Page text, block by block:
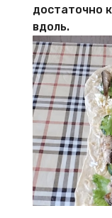
достаточно
вдоль.